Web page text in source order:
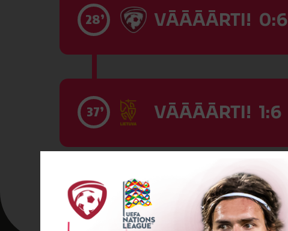
28’ VĀĀĀĀRTI! 0:6
37’ VĀĀĀĀRTI! 1:6